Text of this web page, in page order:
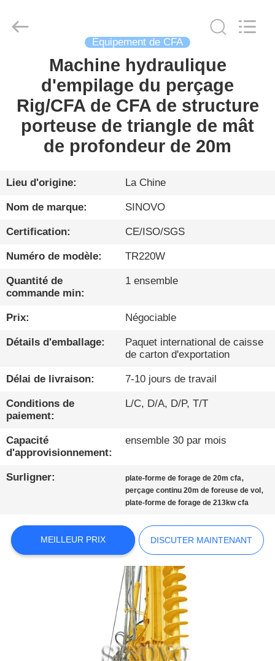
MAISON
PRODUITS
VR
AU
DE
NOUS
VISITE
D'USINE
DE
QUALITÉ
CONTACTEZ-
NOUS
COMPANY
Sinovo
Heavy
Équipement de CFA
Machine hydraulique
d'empilage du perçage
Rig/CFA de CFA de structure
porteuse de triangle de mât
de profondeur de 20m
Lieu d'origine: La Chine
Nom de marque: SINOVO
Certification: CE/ISO/SGS
Numéro de modèle: TR220W
Quantité de
commande min:
1 ensemble
Prix: Négociable
Détails d'emballage:
Paquet international de caisse
de carton d'exportation
Délai de livraison: 7-10 jours de travail
Conditions de
paiement:
L/C, D/A, D/P, T/T
Capacité
d'approvisionnement:
ensemble 30 par mois
Surligner: plate-forme de forage de 20m cfa,
perçage continu 20m de foreuse de vol ,
plate-forme de forage de 213kw cfa
MEILLEUR PRIX DISCUTER MAINTENANT